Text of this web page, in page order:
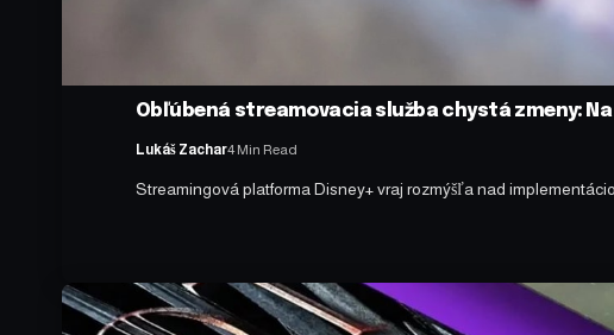
Obľúbená streamovacia služba chystá zmeny:
Lukáš Zachar4 Min Read
Streamingová platforma Disney+ vraj rozmýšľa nad